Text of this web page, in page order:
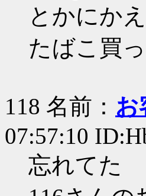
とかにか
たばこ買
118 名前：
07:57:10
忘れてた